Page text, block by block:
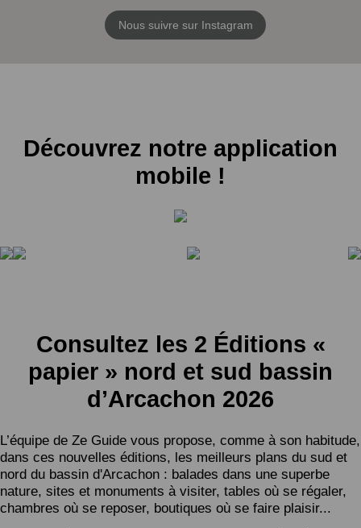
Nous suivre sur Instagram
Découvrez notre application
mobile !
Consultez les 2 Éditions «
papier » nord et sud bassin
d’Arcachon 2026
L’équipe de Ze Guide vous propose, comme à son habitude,
dans ces nouvelles éditions, les meilleurs plans du sud et
nord du bassin d'Arcachon : balades dans une superbe
nature, sites et monuments à visiter, tables où se régaler,
chambres où se reposer, boutiques où se faire plaisir...